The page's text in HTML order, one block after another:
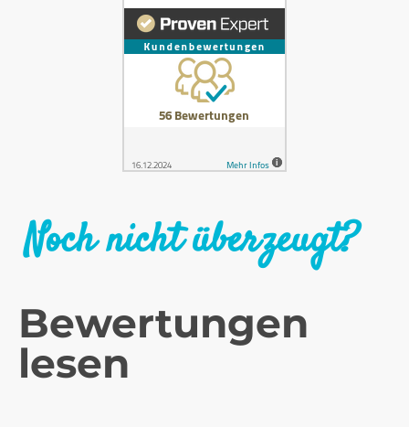
Noch nicht überzeugt?
Bewertungen
lesen